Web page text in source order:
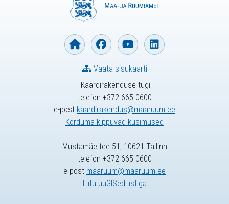
Kaardirakenduse tugi
telefon +372 665 0600
e-post kaardirakendus@maaruum.ee
Korduma kippuvad küsimused
Vaata sisukaarti
Mustamäe tee 51, 10621 Tallinn
telefon +372 665 0600
e-post maaruum@maaruum.ee
Liitu uuGISed listiga